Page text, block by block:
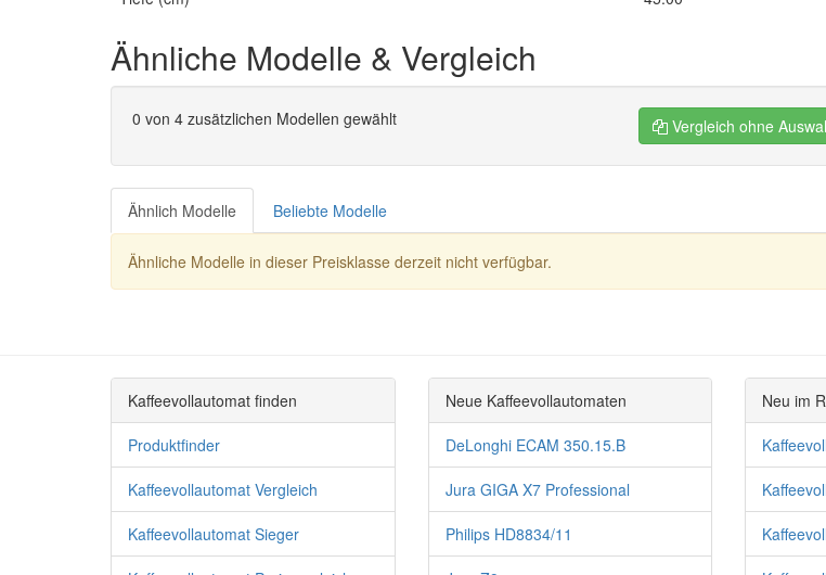
Ähnliche Modelle & Vergleich
0 von 4 zusätzlichen Modellen gewählt Vergleich ohne
Ähnlich Modelle Beliebte Modelle
Ähnliche Modelle in dieser Preisklasse derzeit nicht verfügbar.
Kaffeevollautomat finden
Produktfinder
Kaffeevollautomat Vergleich
Kaffeevollautomat Sieger
Neue Kaffeevollautomaten
DeLonghi ECAM 350.15.B
Jura GIGA X7 Professional
Philips HD8834/11
Neu im